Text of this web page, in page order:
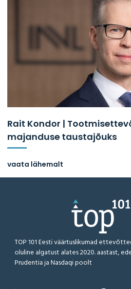
Rait Kondor |
majanduse taustajõuks
vaata lähemalt
TOP 101 Eesti väärtuslikumad
oluline algatust alates 2020. aastast,
Prudentia ja Nasdaqi poolt